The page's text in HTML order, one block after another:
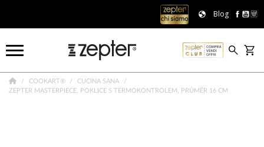
Blog
COOKART®
CUCINA SANA
ZEPTER MASTERPIECE, POKLICE S TERMOKONTROLEM, PRŮMĚR 16 CM